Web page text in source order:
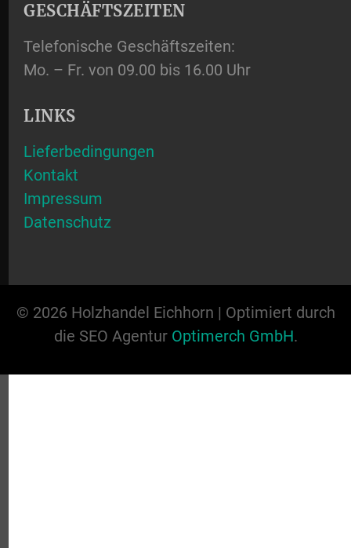
GESCHÄFTSZEITEN
Telefonische Geschäftszeiten:
Mo. – Fr. von 09.00 bis 16.00 Uhr
LINKS
Lieferbedingungen
Kontakt
Impressum
Datenschutz
© 2026 Holzhandel Eichhorn | Optimiert durch
die SEO Agentur Optimerch GmbH.